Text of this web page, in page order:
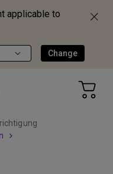
applicable to
Change